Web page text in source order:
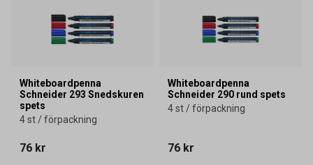
Whiteboardpenna
Schneider 293 Snedskuren
spets
4 st / förpackning
76 kr
Whiteboardpenna
Schneider 290 rund spets
4 st / förpackning
76 kr